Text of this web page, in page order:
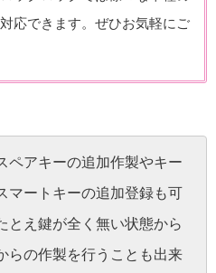
応できます。ぜひお気軽にご
ペアキーの追加作製やキー
マートキーの追加登録も可
とえ鍵が全く無い状態から
らの作製を行うことも出来